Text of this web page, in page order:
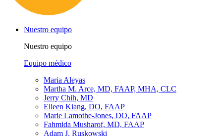
Nuestro equipo
Nuestro equipo
Equipo médico
Maria Aleyas
Martha M. Arce, MD, FAAP, MHA, CLC
Jerry Chih, MD
Eileen Kiang, DO, FAAP
Marie Lamothe-Jones, DO, FAAP
Fahmida Musharof, MD, FAAP
Adam J. Ruskowski